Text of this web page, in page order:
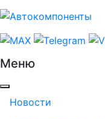
Меню
Новости